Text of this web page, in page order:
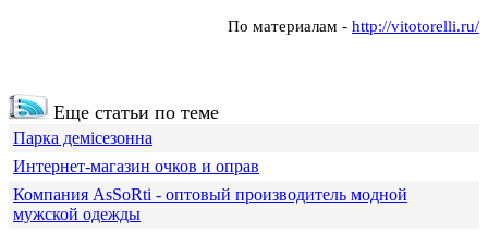
По материалам - http://vitotorelli.ru/
Еще статьи по теме
Парка демісезонна
Интернет-магазин очков и оправ
Компания АsSoRti - оптовый производитель модной
мужской одежды